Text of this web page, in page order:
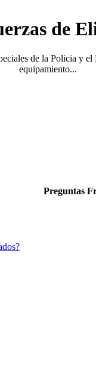
de
de la Policia y el
equipamiento...
Preguntas